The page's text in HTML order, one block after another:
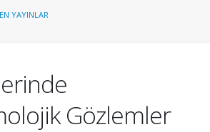
YAYINLAR
Gözlemler